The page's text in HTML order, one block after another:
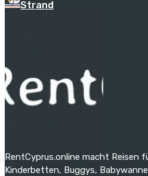
Strand
RentCyprus.online macht Reisen
Kinderbetten, Buggys,